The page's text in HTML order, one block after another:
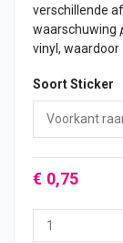
verschillende
waarschuwing
vinyl,
Soort Sticker
€ 0,75